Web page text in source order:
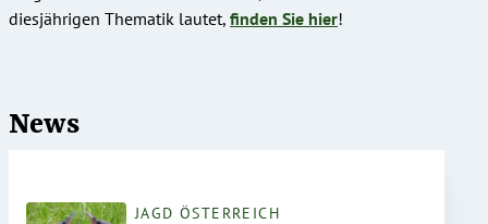
News
JAGD ÖSTERREICH
diesjährigen Thematik lautet, finden Sie hier!